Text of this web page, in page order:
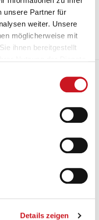
unsere Partner für
weiter. Unsere
möglicherweise mit
ihnen bereitgestellt
Details zeigen
und Trendforschung
Expertendiskurs und